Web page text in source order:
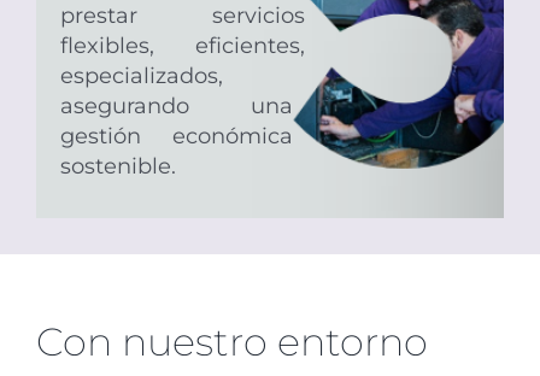
prestar servicios
flexibles, eficientes,
especializados,
asegurando una
gestión económica
sostenible.
Con nuestro entorno